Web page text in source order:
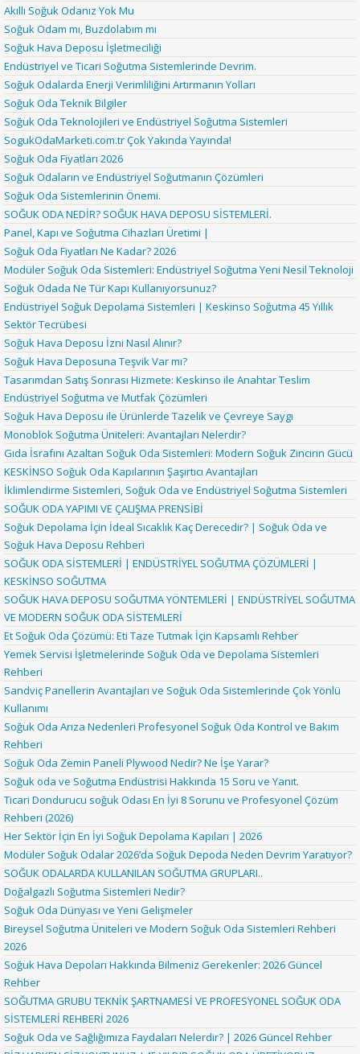
Akıllı Soğuk Odanız Yok Mu
Soğuk Odam mı, Buzdolabım mı
Soğuk Hava Deposu İşletmeciliği
Endüstriyel ve Ticari Soğutma Sistemlerinde Devrim.
Soğuk Odalarda Enerji Verimliliğini Artırmanın Yolları
Soğuk Oda Teknik Bilgiler
Soğuk Oda Teknolojileri ve Endüstriyel Soğutma Sistemleri
SogukOdaMarketi.com.tr Çok Yakında Yayında!
Soğuk Oda Fiyatları 2026
Soğuk Odaların ve Endüstriyel Soğutmanın Çözümleri
Soğuk Oda Sistemlerinin Önemi.
SOĞUK ODA NEDİR? SOĞUK HAVA DEPOSU SİSTEMLERİ.
Panel, Kapı ve Soğutma Cihazları Üretimi |
Soğuk Oda Fiyatları Ne Kadar? 2026
Modüler Soğuk Oda Sistemleri: Endüstriyel Soğutma Yeni Nesil Teknoloji
Soğuk Odada Ne Tür Kapı Kullanıyorsunuz?
Endüstriyel Soğuk Depolama Sistemleri | Keskinso Soğutma 45 Yıllık
Sektör Tecrübesi
Soğuk Hava Deposu İzni Nasıl Alınır?
Soğuk Hava Deposuna Teşvik Var mı?
Tasarımdan Satış Sonrası Hizmete: Keskinso ile Anahtar Teslim
Endüstriyel Soğutma ve Mutfak Çözümleri
Soğuk Hava Deposu ile Ürünlerde Tazelik ve Çevreye Saygı
Monoblok Soğutma Üniteleri: Avantajları Nelerdir?
Gıda İsrafını Azaltan Soğuk Oda Sistemleri: Modern Soğuk Zincirin Gücü
KESKİNSO Soğuk Oda Kapılarının Şaşırtıcı Avantajları
İklimlendirme Sistemleri, Soğuk Oda ve Endüstriyel Soğutma Sistemleri
SOĞUK ODA YAPIMI VE ÇALIŞMA PRENSİBİ
Soğuk Depolama İçin İdeal Sıcaklık Kaç Derecedir? | Soğuk Oda ve
Soğuk Hava Deposu Rehberi
SOĞUK ODA SİSTEMLERİ | ENDÜSTRİYEL SOĞUTMA ÇÖZÜMLERİ |
KESKİNSO SOĞUTMA
SOĞUK HAVA DEPOSU SOĞUTMA YÖNTEMLERİ | ENDÜSTRİYEL SOĞUTMA
VE MODERN SOĞUK ODA SİSTEMLERİ
Et Soğuk Oda Çözümü: Eti Taze Tutmak İçin Kapsamlı Rehber
Yemek Servisi İşletmelerinde Soğuk Oda ve Depolama Sistemleri
Rehberi
Sandviç Panellerin Avantajları ve Soğuk Oda Sistemlerinde Çok Yönlü
Kullanımı
Soğuk Oda Arıza Nedenleri Profesyonel Soğuk Oda Kontrol ve Bakım
Rehberi
Soğuk Oda Zemin Paneli Plywood Nedir? Ne İşe Yarar?
Soğuk oda ve Soğutma Endüstrisi Hakkında 15 Soru ve Yanıt.
Ticari Dondurucu soğuk Odası En İyi 8 Sorunu ve Profesyonel Çözüm
Rehberi (2026)
Her Sektör İçin En İyi Soğuk Depolama Kapıları | 2026
Modüler Soğuk Odalar 2026’da Soğuk Depoda Neden Devrim Yaratıyor?
SOĞUK ODALARDA KULLANILAN SOĞUTMA GRUPLARI..
Doğalgazlı Soğutma Sistemleri Nedir?
Soğuk Oda Dünyası ve Yeni Gelişmeler
Bireysel Soğutma Üniteleri ve Modern Soğuk Oda Sistemleri Rehberi
2026
Soğuk Hava Depoları Hakkında Bilmeniz Gerekenler: 2026 Güncel
Rehber
SOĞUTMA GRUBU TEKNİK ŞARTNAMESİ VE PROFESYONEL SOĞUK ODA
SİSTEMLERİ REHBERİ 2026
Soğuk Oda ve Sağlığımıza Faydaları Nelerdir? | 2026 Güncel Rehber